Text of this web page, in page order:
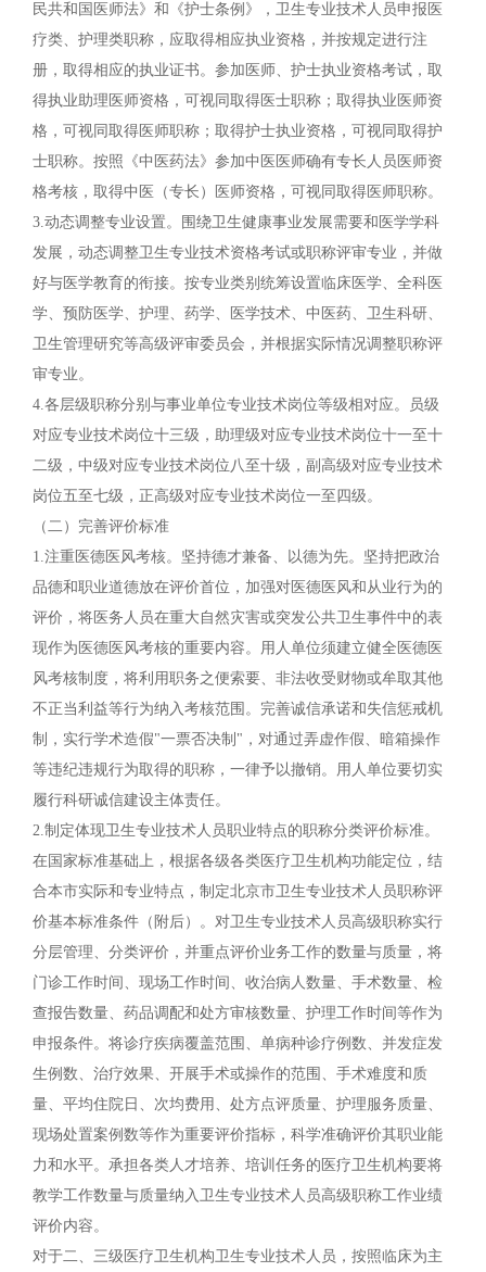
民共和国医师法》和《护士条例》，卫生专业技术人员申报医
疗类、护理类职称，应取得相应执业资格，并按规定进行注
册，取得相应的执业证书。参加医师、护士执业资格考试，取
得执业助理医师资格，可视同取得医士职称；取得执业医师资
格，可视同取得医师职称；取得护士执业资格，可视同取得护
士职称。按照《中医药法》参加中医医师确有专长人员医师资
格考核，取得中医（专长）医师资格，可视同取得医师职称。
3.动态调整专业设置。围绕卫生健康事业发展需要和医学学科
发展，动态调整卫生专业技术资格考试或职称评审专业，并做
好与医学教育的衔接。按专业类别统筹设置临床医学、全科医
学、预防医学、护理、药学、医学技术、中医药、卫生科研、
卫生管理研究等高级评审委员会，并根据实际情况调整职称评
审专业。
4.各层级职称分别与事业单位专业技术岗位等级相对应。员级
对应专业技术岗位十三级，助理级对应专业技术岗位十一至十
二级，中级对应专业技术岗位八至十级，副高级对应专业技术
岗位五至七级，正高级对应专业技术岗位一至四级。
（二）完善评价标准
1.注重医德医风考核。坚持德才兼备、以德为先。坚持把政治
品德和职业道德放在评价首位，加强对医德医风和从业行为的
评价，将医务人员在重大自然灾害或突发公共卫生事件中的表
现作为医德医风考核的重要内容。用人单位须建立健全医德医
风考核制度，将利用职务之便索要、非法收受财物或牟取其他
不正当利益等行为纳入考核范围。完善诚信承诺和失信惩戒机
制，实行学术造假"一票否决制"，对通过弄虚作假、暗箱操作
等违纪违规行为取得的职称，一律予以撤销。用人单位要切实
履行科研诚信建设主体责任。
2.制定体现卫生专业技术人员职业特点的职称分类评价标准。
在国家标准基础上，根据各级各类医疗卫生机构功能定位，结
合本市实际和专业特点，制定北京市卫生专业技术人员职称评
价基本标准条件（附后）。对卫生专业技术人员高级职称实行
分层管理、分类评价，并重点评价业务工作的数量与质量，将
门诊工作时间、现场工作时间、收治病人数量、手术数量、检
查报告数量、药品调配和处方审核数量、护理工作时间等作为
申报条件。将诊疗疾病覆盖范围、单病种诊疗例数、并发症发
生例数、治疗效果、开展手术或操作的范围、手术难度和质
量、平均住院日、次均费用、处方点评质量、护理服务质量、
现场处置案例数等作为重要评价指标，科学准确评价其职业能
力和水平。承担各类人才培养、培训任务的医疗卫生机构要将
教学工作数量与质量纳入卫生专业技术人员高级职称工作业绩
评价内容。
对于二、三级医疗卫生机构卫生专业技术人员，按照临床为主